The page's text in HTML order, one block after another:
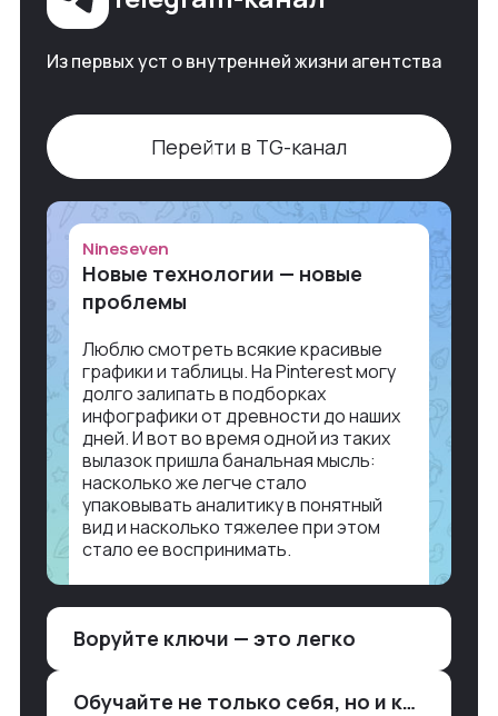
Из первых уст о внутренней жизни агентства
Перейти в TG-канал
Nineseven
Новые технологии — новые
проблемы
Люблю смотреть всякие красивые
графики и таблицы. На Pinterest могу
долго залипать в подборках
инфографики от древности до наших
дней. И вот во время одной из таких
вылазок пришла банальная мысль:
насколько же легче стало
упаковывать аналитику в понятный
вид и насколько тяжелее при этом
стало ее воспринимать.
аналитикой лет 15 назад, нужно было:
продажи, заявки, прогресс по проекту
Воруйте ключи — это легко
Обучайте не только себя, но и клиентов